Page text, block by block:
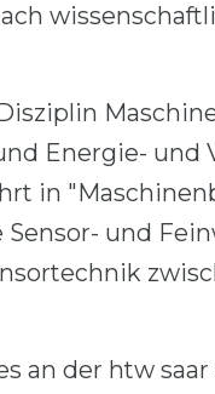
Energie-
in
Sensor- und
an der htw saar